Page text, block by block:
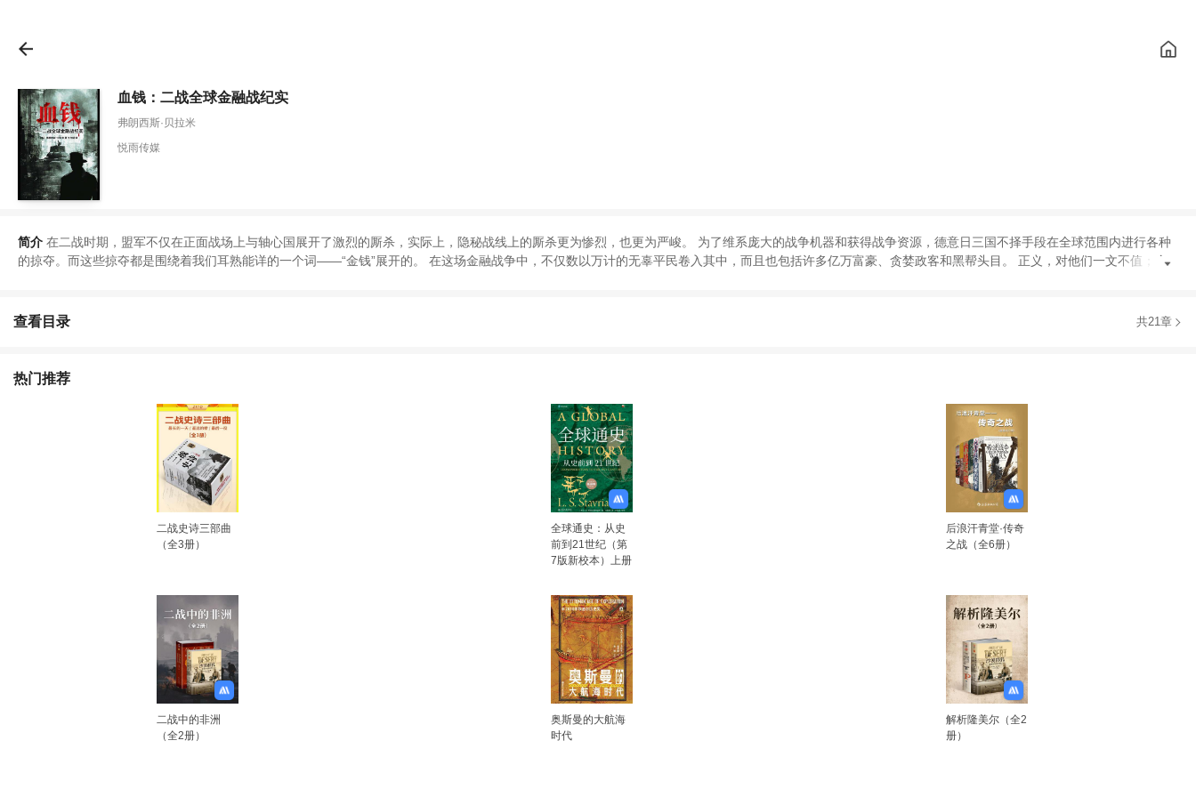
血钱：二战全球金融战纪实
弗朗西斯·贝拉米
悦雨传媒
在二战时期 ， 盟军不仅在正面战场上与轴心国展开了激烈的厮杀 ， 实际上 ， 隐秘战线上的厮杀更为惨烈 ， 也更为严峻。 为了维系庞大的战争机器和获得战争资源 ， 德意日三国不择手段在全球范围内进行各种
的掠夺。 而这些掠夺都是围绕着我们耳熟能详的一个词——“金钱”展开的。 在这场金融战争中 ， 不仅数以万计的无辜平民卷入其中 ， 而且也包括许多亿万富豪 贪婪政客和黑帮头目 。 正义 ， 对他们一文不值
金
简介
查看目录 共21章
热门推荐
二战史诗三部曲
（全3册）
全球通史：从史
前到21世纪（第
7版新校本）上册
后浪汗青堂·传奇
之战（全6册）
二战中的非洲
（全2册）
奥斯曼的大航海
时代
解析隆美尔（全2
册）